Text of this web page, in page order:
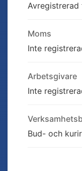
Moms
Inte
Arbetsgivare
Inte
Bud- och